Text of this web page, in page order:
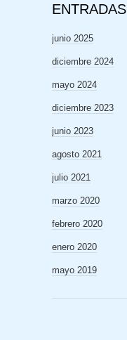
ENTRADAS
junio 2025
diciembre 2024
mayo 2024
diciembre 2023
junio 2023
agosto 2021
julio 2021
marzo 2020
febrero 2020
enero 2020
mayo 2019